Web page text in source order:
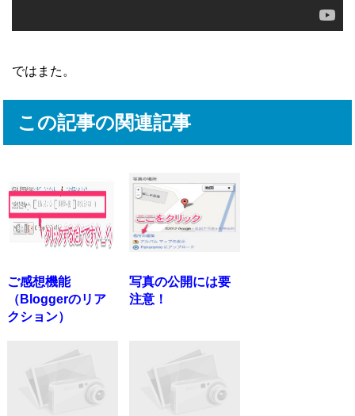
ではまた。
この記事の関連記事
ご感想機能
（Bloggerのリア
クション）
写真の公開には要
注意！